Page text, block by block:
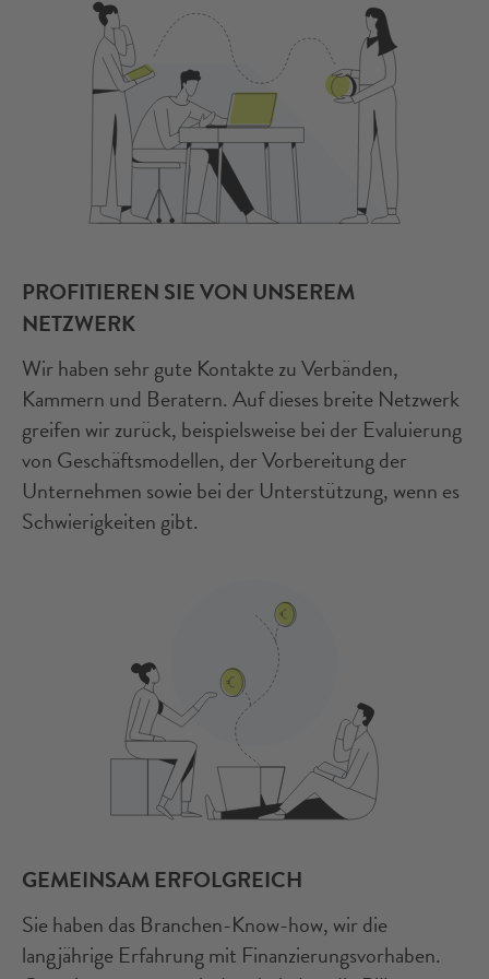
PROFITIEREN SIE VON UNSEREM
NETZWERK
Wir haben sehr gute Kontakte zu Verbänden,
Kammern und Beratern. Auf dieses breite Netzwerk
greifen wir zurück, beispielsweise bei der Evaluierung
von Geschäftsmodellen, der Vorbereitung der
Unternehmen sowie bei der Unterstützung, wenn es
Schwierigkeiten gibt.
GEMEINSAM ERFOLGREICH
Sie haben das Branchen-Know-how, wir die
langjährige Erfahrung mit Finanzierungsvorhaben.